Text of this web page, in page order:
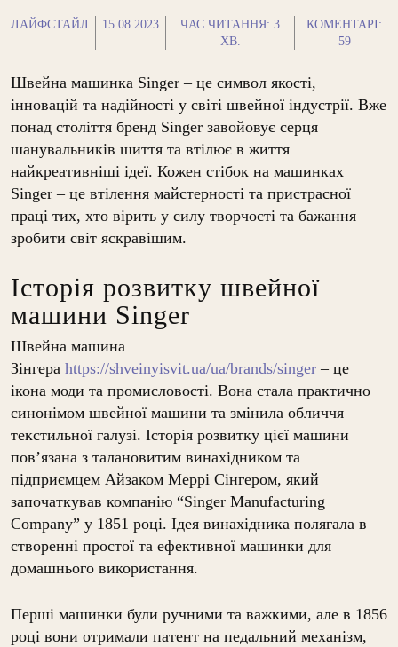
ЛАЙФСТАЙЛ 15.08.2023 ЧАС ЧИТАННЯ:3
ХВ.
КОМЕНТАРІ:
59
Швейна машинка Singer – це символ якості,
інновацій та надійності у світі швейної індустрії. Вже
понад століття бренд Singer завойовує серця
шанувальників шиття та втілює в життя
найкреативніші ідеї. Кожен стібок на машинках
Singer – це втілення майстерності та пристрасної
праці тих, хто вірить у силу творчості та бажання
зробити світ яскравішим.
Історія розвитку швейної
машини Singer
Швейна машина
Зінгера https://shveinyisvit.ua/ua/brands/singer – це
ікона моди та промисловості. Вона стала практично
синонімом швейної машини та змінила обличчя
текстильної галузі. Історія розвитку цієї машини
пов’язана з талановитим винахідником та
підприємцем Айзаком Меррі Сінгером, який
започаткував компанію “Singer Manufacturing
Company” у 1851 році. Ідея винахідника полягала в
створенні простої та ефективної машинки для
домашнього використання.
Перші машинки були ручними та важкими, але в 1856
році вони отримали патент на педальний механізм,